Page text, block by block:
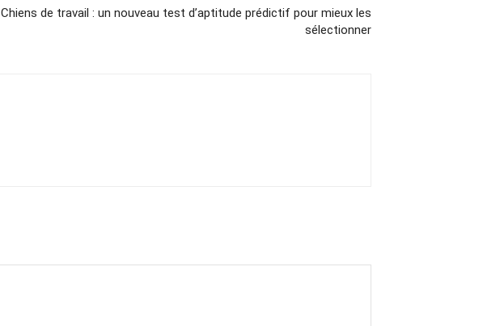
Chiens de travail : un nouveau test d’aptitude prédictif pour mieux les
sélectionner